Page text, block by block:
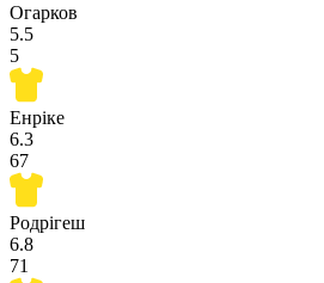
Огарков
5.5
5
Енріке
6.3
67
Родрігеш
6.8
71